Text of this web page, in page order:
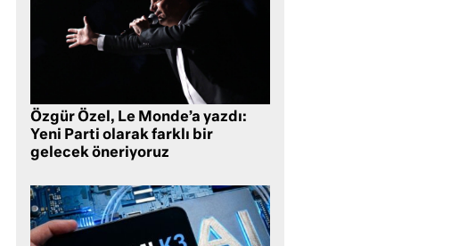
Özgür Özel, Le Monde’a yazdı:
Yeni Parti olarak farklı bir
gelecek öneriyoruz